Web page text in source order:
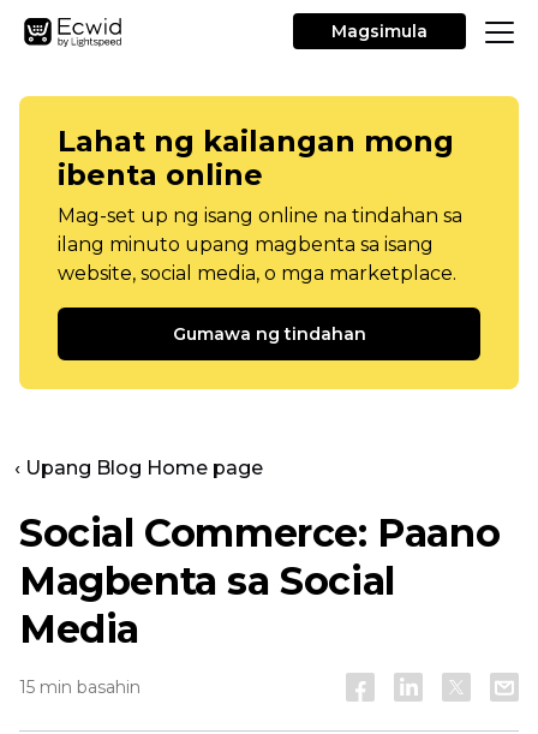
Magsimula
Lahat ng kailangan mong
ibenta online
Mag-set up ng isang online na tindahan sa
ilang minuto upang magbenta sa isang
website, social media, o mga marketplace.
Gumawa ng tindahan
‹ Upang Blog Home page
Social Commerce: Paano
Magbenta sa Social
Media
15 min basahin